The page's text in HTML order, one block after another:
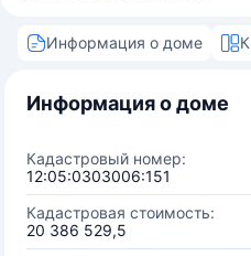
Информация о доме
Информация о доме
Кадастровый номер:
12:05:0303006:151
Кадастровая стоимость:
20 386 529,5